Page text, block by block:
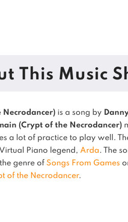
This Music
Necrodancer)is a song by
(Crypt of the Necrodancer)
a lot of practice to play well.
Piano legend, Arda. The
genre of Songs From Games
of the Necrodancer.